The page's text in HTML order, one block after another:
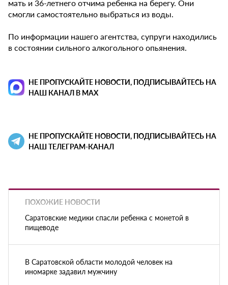
мать и 36-летнего отчима ребенка на берегу. Они
смогли самостоятельно выбраться из воды.
По информации нашего агентства, супруги находились
в состоянии сильного алкогольного опьянения.
НЕ ПРОПУСКАЙТЕ НОВОСТИ, ПОДПИСЫВАЙТЕСЬ НА
НАШ КАНАЛ В MAX
НЕ ПРОПУСКАЙТЕ НОВОСТИ, ПОДПИСЫВАЙТЕСЬ НА
НАШ ТЕЛЕГРАМ-КАНАЛ
ПОХОЖИЕ НОВОСТИ
Саратовские медики спасли ребенка с монетой в
пищеводе
В Саратовской области молодой человек на
иномарке задавил мужчину